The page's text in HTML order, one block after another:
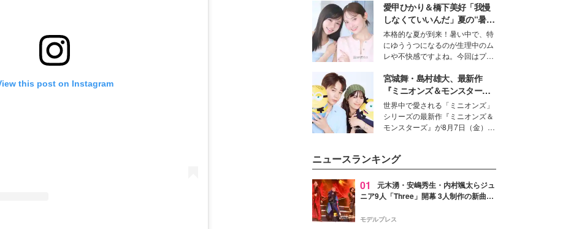
this post on Instagram
ションの完成度を高めるベースと
して、“髪そのものの美しさ”に改
めて注目する人が増えている様
子。今回は、そんな憧れの艶やか
な髪を日常で叶える、美容好きの
女性たちのヘアケア事情を紹介し
ます。
愛甲ひかり＆橋下美好「我慢
しなくていいんだ」夏の“暑さ
対策”の新しい選択肢とは？
本格的な夏が到来！暑い中で、特
にゆううつになるのが生理中のム
レや不快感ですよね。今回はプラ
モデル・愛甲ひかりさんと橋下美
好さんを迎えて本音で女子会トー
ク。猛暑のお出かけを快適に過ご
すヒントや、2人が感動した夏の
生理の新常識にも迫りました。
宮城舞・島村雄大、最新作
『ミニオンズ＆モンスター
ズ』の魅力熱弁 ハチャメチャ
だけじゃない“友情と絆”に感
動
世界中で愛される「ミニオンズ」
シリーズの最新作『ミニオンズ＆
モンスターズ』が8月7日（金）に
デルの宮城舞と島村雄大の特別対
談をお届け！それぞれの視点か
ら、今作ならではの魅力や予想外
の感動をもたらす奥深いストーリ
た。
ニュースランキング
01
元木湧・安嶋秀生・内村颯太らジュ
ニア9人「Three」開幕 3人制作の新曲＆
進んで夢を掴みたい」【ゲネプロレポ】
モデルプレス